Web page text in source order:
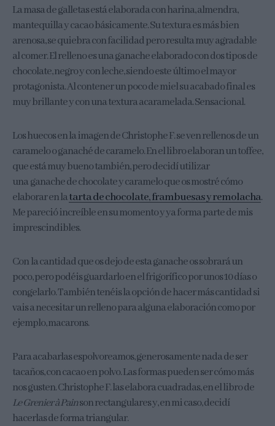
La masa de galletas está elaborada con harina, almendra,
mantequilla y cacao básicamente. Su textura es más bien
arenosa, se quiebra con facilidad pero resulta muy agradable
al comer. El relleno es una ganache elaborado con dos tipos de
chocolate, negro y con leche, siendo este último el mayor
protagonista. Al contener un poco de miel su acabado final es
muy brillante y con una textura acaramelada. Sensacional.
Los huecos en la imagen de Christophe F. se ven rellenos de un
caramelo o ganaché de caramelo. En el libro elaboran un toffee,
que está muy bueno también, pero decidí utilizar
una ganache de chocolate y caramelo que os mostré cómo
elaborar en latarta de chocolate, frambuesas y remolacha.
Me pareció increíble en su momento y ya forma parte de mis
imprescindibles.
Con la cantidad que os dejo de esta ganache os sobrará un
poco, pero podéis guardarlo en el frigorífico por unos 10 días o
congelarlo. También tenéis la opción de hacer más cantidad si
vais a necesitar un relleno para alguna elaboración como por
ejemplo, macarons.
Para acabarlas espolvoreamos, generosamente nada de ser
tacaños, con cacao en polvo. Las formas pueden ser cómo más
nos gusten. Christophe F. las elabora cuadradas, en el libro de
Le Grenier à Painson rectangulares y, en mi caso, decidí
hacerlas de forma triangular.